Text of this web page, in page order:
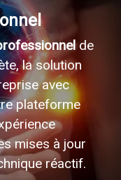
de
la solution
avec
plateforme
mises à jour
réactif.